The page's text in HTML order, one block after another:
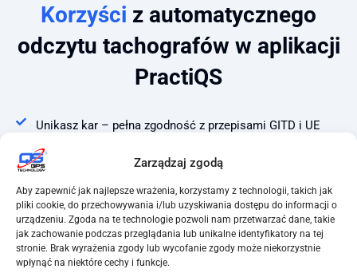
Zarządzaj zgodą
Aby zapewnić jak najlepsze wrażenia, korzystamy z technologii, takich jak
pliki cookie, do przechowywania i/lub uzyskiwania dostępu do informacji o
urządzeniu. Zgoda na te technologie pozwoli nam przetwarzać dane, takie
jak zachowanie podczas przeglądania lub unikalne identyfikatory na tej
stronie. Brak wyrażenia zgody lub wycofanie zgody może niekorzystnie
wpłynąć na niektóre cechy i funkcje.
Korzyści z automatycznego
odczytu tachografów w aplikacji
PractiQS
Unikasz kar – pełna zgodność z przepisami GITD i UE
Automatyzacja – koniec z ręcznym pobieraniem plików
DDD
Wszystko w jednym miejscu – pliki, raporty, ewidencja i
rozliczenia
Przejrzyste raporty – gotowe do kontroli ITD, PIP i ZUS